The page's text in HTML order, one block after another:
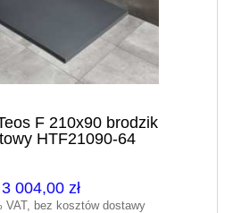
F 210x90 brodzik
HTF21090-64
3 004,00 zł
VAT, bez kosztów dostawy